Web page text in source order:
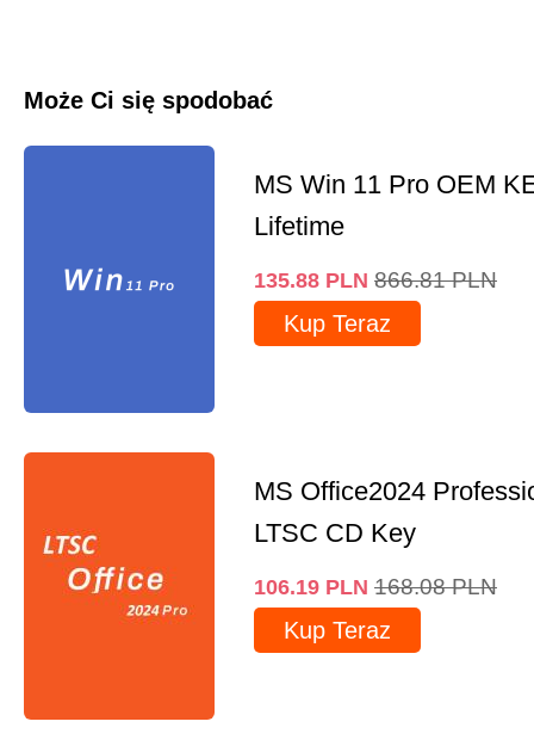
Może Ci się spodobać
MS Win 11 Pro OEM
Lifetime
135.88 PLN 866.81 PLN
Kup Teraz
MS Office2024
LTSC CD Key
106.19 PLN 168.08 PLN
Kup Teraz